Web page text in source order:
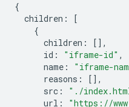
{
children :
[
{
children :
[],
id : "iframe-id" ,
name : "iframe-
reasons :
[],
src : "./
url :
"https://